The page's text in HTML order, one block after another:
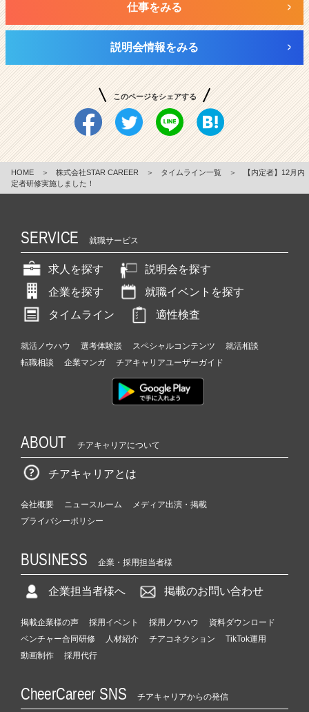
仕事をみる
説明会情報をみる
このページをシェアする
HOME ＞ 株式会社STAR CAREER ＞ タイムライン一覧 ＞
【内定者】12月内
定者研修実施しました！
SERVICE 就職サービス
求人を探す
説明会を探す
企業を探す
就職イベントを探す
タイムライン
適性検査
就活ノウハウ 選考体験談 スペシャルコンテンツ
就活相談
転職相談
企業マンガ チアキャリアユーザーガイド
ABOUT チアキャリアについて
チアキャリアとは
会社概要 ニュースルーム
メディア出演・掲載
プライバシーポリシー
BUSINESS 企業・採用担当者様
企業担当者様へ 掲載のお問い合わせ
掲載企業様の声 採用イベント 採用ノウハウ
資料ダウンロード
ベンチャー合同研修
人材紹介 チアコネクション
TikTok運用
動画制作
採用代行
CheerCareer SNS チアキャリアからの発信